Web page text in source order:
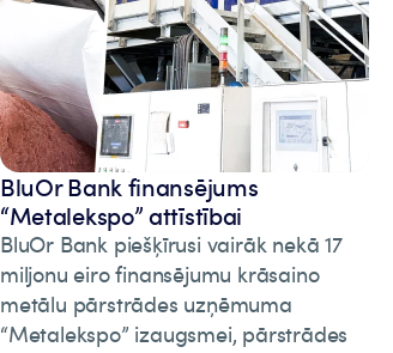
BluOr Bank finansējums
“Metalekspo” attīstībai
BluOr Bank piešķīrusi vairāk nekā 17
miljonu eiro finansējumu krāsaino
metālu pārstrādes uzņēmuma
“Metalekspo” izaugsmei, pārstrādes